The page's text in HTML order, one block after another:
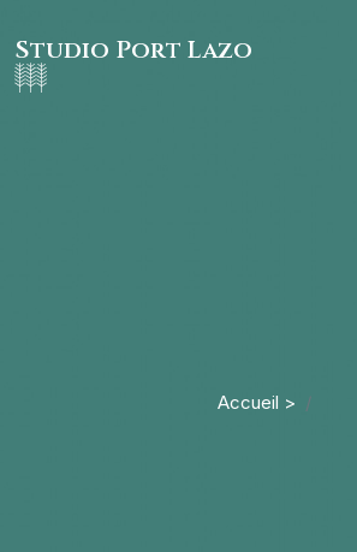
Studio Port Lazo
Accueil >